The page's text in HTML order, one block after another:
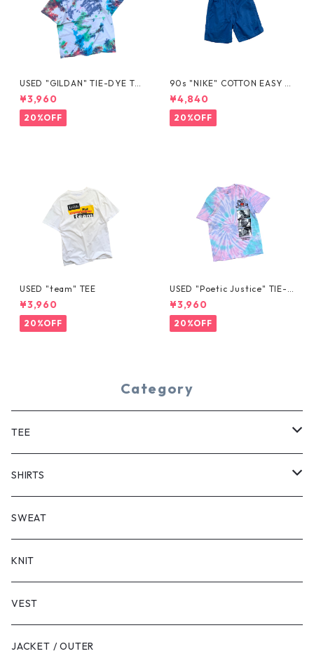
USED "GILDAN" TIE-DYE TE
E
¥3,960
20%OFF
90s "NIKE" COTTON EASY S
HORTS
¥4,840
20%OFF
USED "team" TEE
¥3,960
20%OFF
USED "Poetic Justice" TIE-D
YE TEE
¥3,960
20%OFF
Category
TEE
SHORT SLEEVE
LONG SLEEVE
SHIRTS
SHORT SLEEVE
LONG SLEEVE
SWEAT
KNIT
VEST
JACKET / OUTER